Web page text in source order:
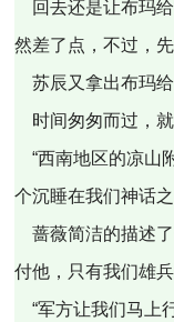
回去还是让布玛
然差了点，不过，
苏辰又拿出布玛给
时间匆匆而过，就
“西南地区的凉山
个沉睡在我们神话
蔷薇简洁的描述了
付他，只有我们雄
“军方让我们马上